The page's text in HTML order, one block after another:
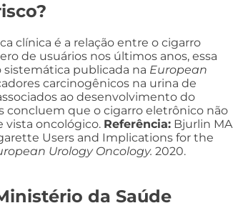
clínica é a relação entre o cigarro
de usuários nos últimos anos, essa
sistemática publicada na European
carcinogênicos na urina de
ao desenvolvimento do
concluem que o cigarro eletrônico não
vista oncológico. Referência: Bjurlin MA
Users and Implications for the
Urology Oncology. 2020.
da Saúde